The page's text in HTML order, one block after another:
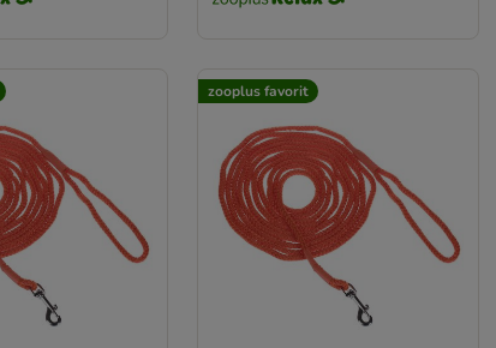
zooplus favorit